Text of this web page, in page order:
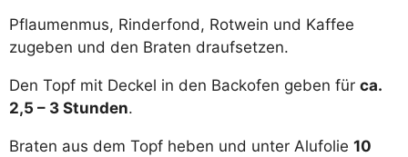
Pflaumenmus, Rinderfond, Rotwein und Kaffee
zugeben und den Braten draufsetzen.
Den Topf mit Deckel in den Backofen geben für ca.
2,5 – 3 Stunden.
Braten aus dem Topf heben und unter Alufolie 10